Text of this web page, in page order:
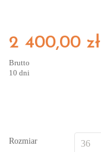
2 400,00 zł
Brutto
10 dni
Rozmiar